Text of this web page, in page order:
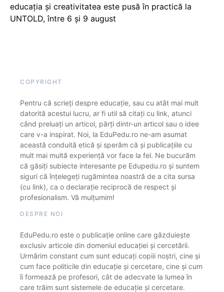
educația și creativitatea este pusă în practică la
UNTOLD, între 6 și 9 august
COPYRIGHT
Pentru că scrieți despre educație, sau cu atât mai mult
datorită acestui lucru, ar fi util să citați cu link, atunci
când preluați un articol, părți dintr-un articol sau o idee
care v-a inspirat. Noi, la EduPedu.ro ne-am asumat
această conduită etică și sperăm că și publicațiile cu
mult mai multă experiență vor face la fel. Ne bucurăm
că găsiți subiecte interesante pe Edupedu.ro și suntem
siguri că înțelegeți rugămintea noastră de a cita sursa
(cu link), ca o declarație reciprocă de respect și
profesionalism. Vă mulțumim!
DESPRE NOI
EduPedu.ro este o publicație online care găzduiește
exclusiv articole din domeniul educației și cercetării.
Urmărim constant cum sunt educați copiii noștri, cine și
cum face politicile din educație și cercetare, cine și cum
îi formează pe profesori, cât de adecvate la lumea în
care trăim sunt sistemele de educație și cercetare.